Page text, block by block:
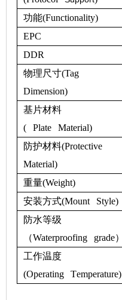
功能(Functionality)
EPC
DDR
物理尺寸(Tag
Dimension)
基片材料
( Plate Material)
防护材料(Protective
Material)
重量(Weight)
安装方式(Mount Style)
防水等级
（Waterproofing grade）
工作温度
(OperatingTemperature)